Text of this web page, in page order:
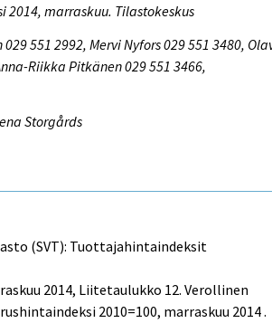
2014, marraskuu. Tilastokeskus
551 2992, Mervi Nyfors 029 551 3480,
Riikka Pitkänen 029 551 3466,
Storgårds
(SVT): Tuottajahintaindeksit
2014, Liitetaulukko 12. Verollinen
2010=100, marraskuu 2014 .